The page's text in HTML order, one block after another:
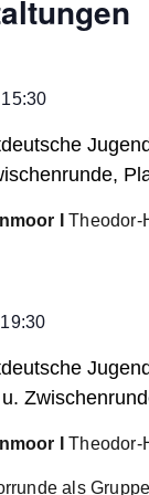
15:30
ITheodor-
19:30
ITheodor-
als